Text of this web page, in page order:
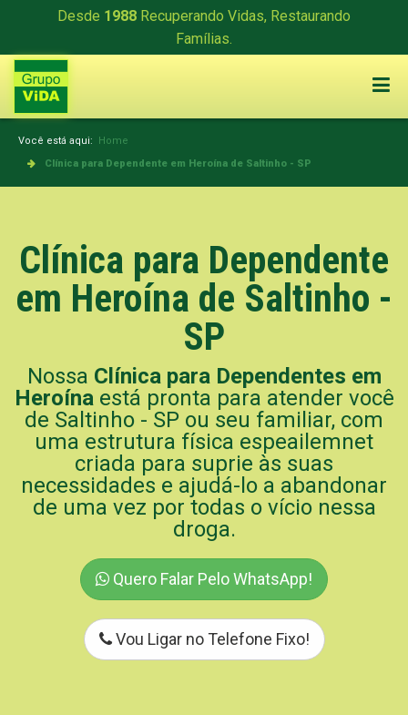
Desde 1988 Recuperando Vidas, Restaurando
Famílias.
Você está aqui: Home
Clínica para Dependente em Heroína de Saltinho - SP
Clínica para Dependente
em Heroína de Saltinho -
SP
Nossa Clínica para Dependentes em
Heroínaestá pronta para atender você
de Saltinho - SP ou seu familiar, com
uma estrutura física espeailemnet
criada para suprie às suas
necessidades e ajudá-lo a abandonar
de uma vez por todas o vício nessa
droga.
Quero Falar Pelo WhatsApp!
Vou Ligar no Telefone Fixo!